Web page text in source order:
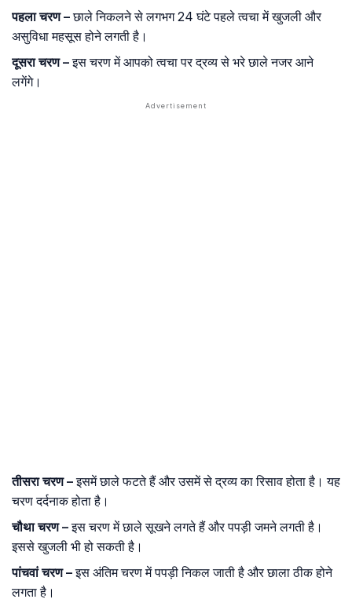
पहला चरण–छाले निकलने से लगभग 24 घंटे पहले त्वचा में खुजली और
असुविधा महसूस होने लगती है।
दूसरा चरण–इस चरण में आपको त्वचा पर द्रव्य से भरे छाले नजर आने
लगेंगे।
तीसरा चरण–इसमें छाले फटते हैं और उसमें से द्रव्य का रिसाव होता है। यह
चरण दर्दनाक होता है।
चौथा चरण–इस चरण में छाले सूखने लगते हैं और पपड़ी जमने लगती है।
इससे खुजली भी हो सकती है।
पांचवां चरण–इस अंतिम चरण में पपड़ी निकल जाती है और छाला ठीक होने
लगता है।